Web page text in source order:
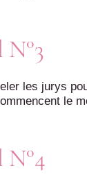
les jurys
le
N°4